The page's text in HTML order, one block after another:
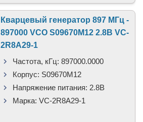
Кварцевый генератор 897 МГц -
897000 VCO S09670M12 2.8В VC-
2R8A29-1
Частота, кГц: 897000.0000
Корпус: S09670M12
Напряжение питания: 2.8В
Марка: VC-2R8A29-1